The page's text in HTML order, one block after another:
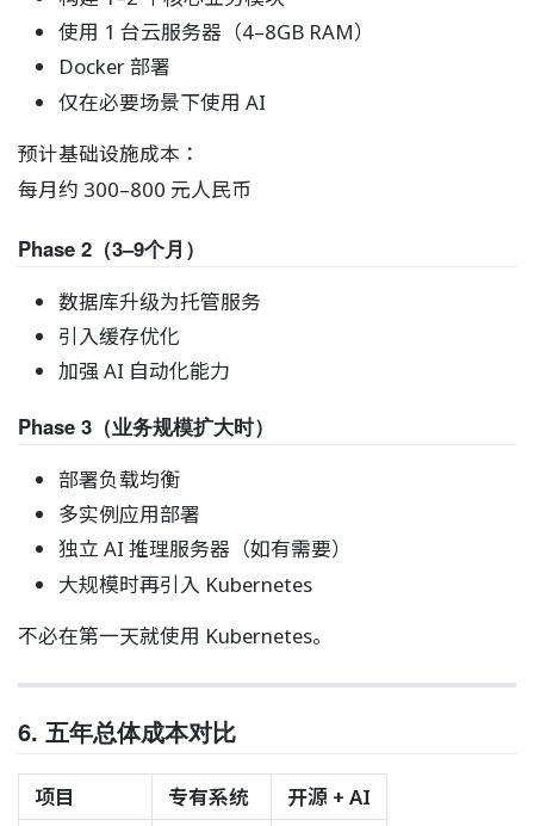
使用 1 台云服务器（4–8GB RAM）
Docker 部署
仅在必要场景下使用 AI
预计基础设施成本：
每月约 300–800 元人民币
Phase 2（3–9个月）
数据库升级为托管服务
引入缓存优化
加强 AI 自动化能力
Phase 3（业务规模扩大时）
部署负载均衡
多实例应用部署
独立 AI 推理服务器（如有需要）
大规模时再引入 Kubernetes
不必在第一天就使用 Kubernetes。
6. 五年总体成本对比
项目 专有系统
开源 + AI